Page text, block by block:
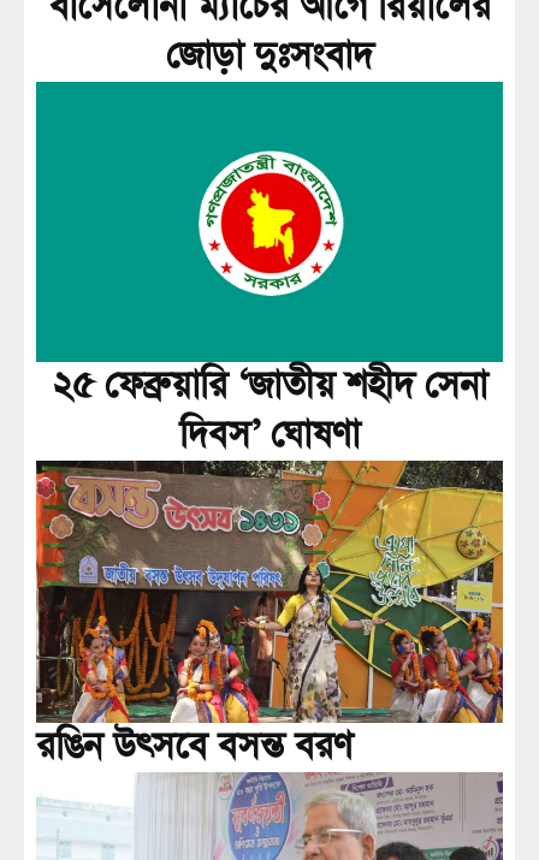
জোড়া দুঃসংবাদ
২৫ ফেব্রুয়ারি ‘জাতীয় শহীদ সেনা
দিবস’ ঘোষণা
রঙিন উৎসবে বসন্ত বরণ